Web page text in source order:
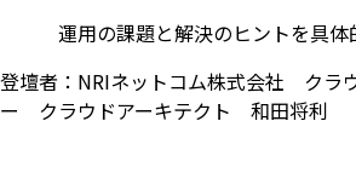
運用の課題と解決のヒントを具体的
登壇者：NRIネットコム株式会社 クラ
ー クラウドアーキテクト 和田将利